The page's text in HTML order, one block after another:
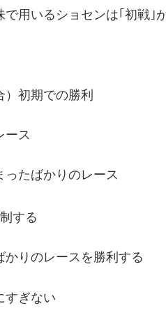
用いるショセンは｢初戦｣
初期での勝利
ース
ったばかりのレース
する
かりのレースを勝利する
すぎない